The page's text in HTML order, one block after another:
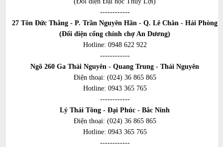
------------
27 Tôn Đức Thắng - P. Trần Nguyên Hãn - Q. Lê Chân - Hải Phòng
(Đối diện cổng chính chợ An Dương)
Hotline: 0948 622 922
------------
Ngõ 260 Ga Thái Nguyên - Quang Trung - Thái Nguyên
Điện thoại: (024) 36 865 865
Hotline: 0943 365 765
------------
Lý Thái Tông - Đại Phúc - Bắc Ninh
Điện thoại: (024) 36 865 865
Hotline: 0943 365 765
------------